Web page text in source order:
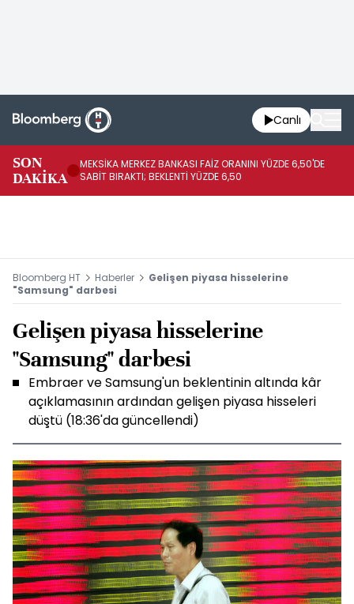
Canlı
SON
DAKİKA
MEKSİKA MERKEZ BANKASI FAİZ ORANINI YÜZDE 6,50'DE
SABİT BIRAKTI; BEKLENTİ YÜZDE 6,50
Bloomberg HT Haberler
Gelişen piyasa hisselerine
"Samsung" darbesi
Gelişen piyasa hisselerine
"Samsung" darbesi
Embraer ve Samsung'un beklentinin altında kâr
açıklamasının ardından gelişen piyasa hisseleri
düştü (18:36'da güncellendi)